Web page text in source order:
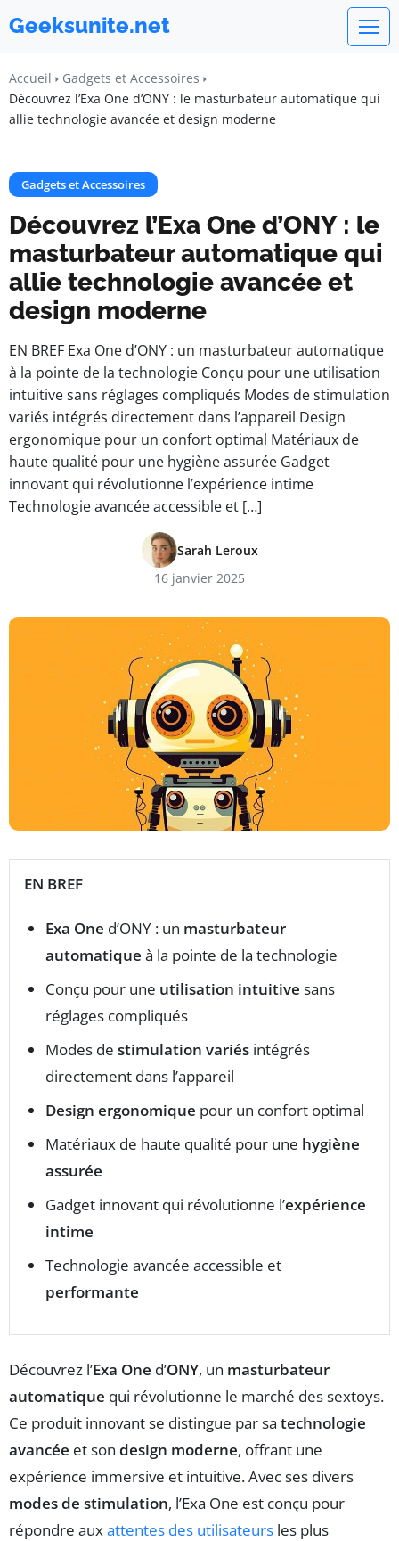
Geeksunite.net
Accueil
Gadgets et Accessoires
Découvrez l’Exa One d’ONY : le masturbateur automatique qui
allie technologie avancée et design moderne
Gadgets et Accessoires
Découvrez l’Exa One d’ONY : le
masturbateur automatique qui
allie technologie avancée et
design moderne
EN BREF Exa One d’ONY : un masturbateur automatique
à la pointe de la technologie Conçu pour une utilisation
intuitive sans réglages compliqués Modes de stimulation
variés intégrés directement dans l’appareil Design
ergonomique pour un confort optimal Matériaux de
haute qualité pour une hygiène assurée Gadget
innovant qui révolutionne l’expérience intime
Technologie avancée accessible et […]
Sarah Leroux
16 janvier 2025
EN BREF
Exa One d’ONY : un masturbateur
automatique à la pointe de la technologie
Conçu pour une utilisation intuitive sans
réglages compliqués
Modes de stimulation variés intégrés
directement dans l’appareil
Design ergonomique pour un confort optimal
Matériaux de haute qualité pour une hygiène
assurée
Gadget innovant qui révolutionne l’expérience
intime
Technologie avancée accessible et
performante
Découvrez l’Exa One d’ONY, un masturbateur
automatique qui révolutionne le marché des sextoys.
Ce produit innovant se distingue par sa technologie
avancée et son design moderne, offrant une
expérience immersive et intuitive. Avec ses divers
modes de stimulation, l’Exa One est conçu pour
répondre auxattentes des utilisateurs les plus